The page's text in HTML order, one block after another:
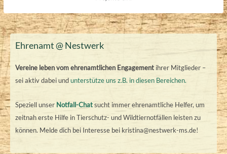
Ehrenamt @ Nestwerk
Vereine leben vom ehrenamtlichen Engagementihrer Mitglieder –
sei aktiv dabei undunterstütze uns z.B. in diesen Bereichen.
Speziell unser Notfall-Chatsucht immer ehrenamtliche Helfer, um
zeitnah erste Hilfe in Tierschutz- und Wildtiernotfällen leisten zu
können. Melde dich bei Interesse bei kristina@nestwerk-ms.de!